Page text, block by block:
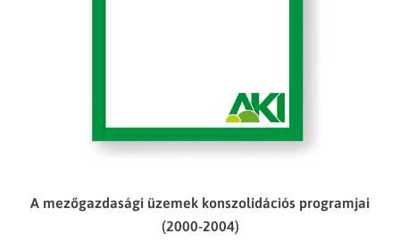
A mezőgazdasági üzemek konszolidációs programjai
(2000-2004)